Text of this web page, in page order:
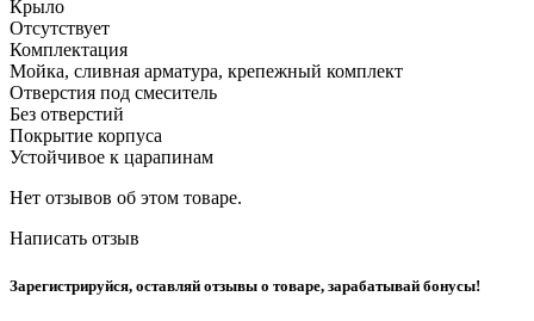
Крыло
Отсутствует
Комплектация
Мойка, сливная арматура, крепежный комплект
Отверстия под смеситель
Без отверстий
Покрытие корпуса
Устойчивое к царапинам
Нет отзывов об этом товаре.
Написать отзыв
Зарегистрируйся, оставляй отзывы о товаре, зарабатывай бонусы!